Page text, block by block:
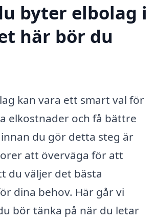
byter elbolag i
här bör du
kan vara ett smart val för
elkostnader och få bättre
du gör detta steg är
att överväga för att
du väljer det bästa
dina behov. Här går vi
bör tänka på när du letar